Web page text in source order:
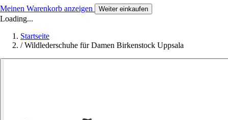
Meinen Warenkorb anzeigen Weiter einkaufen
Loading...
Startseite
/ Wildlederschuhe für Damen Birkenstock Uppsala